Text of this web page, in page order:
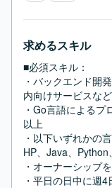
求めるスキル
■必須スキル：
・バックエンド開
内向けサービスなど
・Go言語による
以上
・以下いずれかの
HP、Java、Python
・オーナーシップ
・平日の日中に週